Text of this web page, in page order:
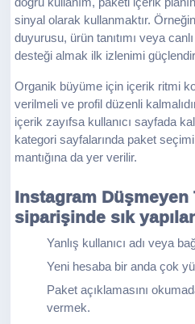
sinyal olarak kullanmaktır.
duyurusu, ürün tanıtımı veya
desteği almak ilk izlenimi
Organik büyüme için içerik ritmi
verilmeli ve profil düzenli
içerik zayıfsa kullanıcı sayfada
kategori sayfalarında paket
mantığına da yer verilir.
Instagram Düşmeyen
siparişinde sık
Yanlış kullanıcı adı veya
Yeni hesaba bir anda çok
Paket açıklamasını
vermek.